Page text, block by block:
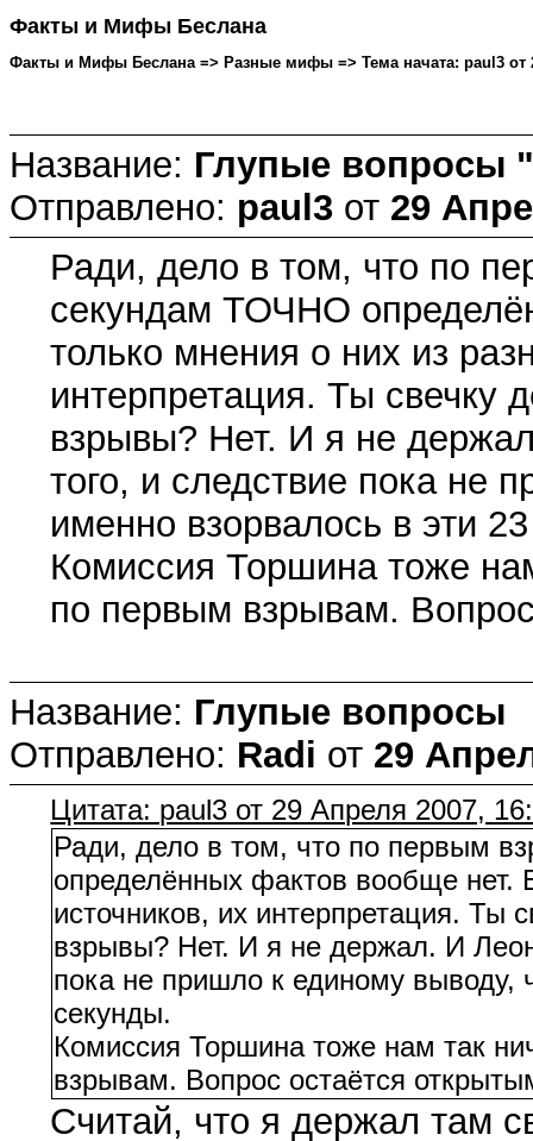
Факты и Мифы Беслана
Факты и Мифы Беслана => Разные мифы => Тема начата: paul3 от
Название: Глупые вопросы
Отправлено: paul3 от 29
Ради, дело в том, что по
секундам ТОЧНО
только мнения о них из
интерпретация. Ты свечку
взрывы? Нет. И я не
того, и следствие пока не
именно взорвалось в эти
Комиссия Торшина тоже
по первым взрывам.
Название: Глупые вопросы
Отправлено: Radi от 29
Цитата: paul3 от 29 Апреля 2007,
Ради, дело в том, что по первым
определённых фактов вообще нет.
источников, их интерпретация. Ты
взрывы? Нет. И я не держал. И
пока не пришло к единому выводу,
секунды.
Комиссия Торшина тоже нам так
взрывам. Вопрос остаётся
Считай, что я держал там